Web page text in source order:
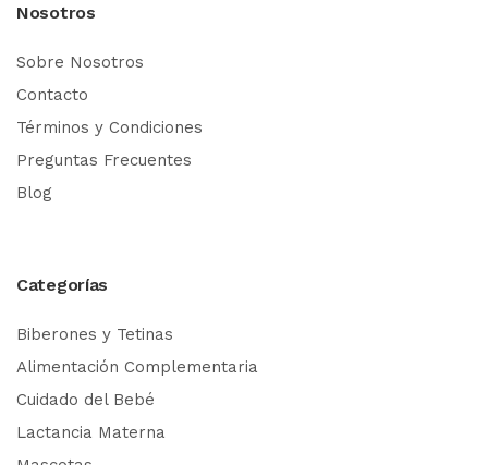
Nosotros
Sobre Nosotros
Contacto
Términos y Condiciones
Preguntas Frecuentes
Blog
Categorías
Biberones y Tetinas
Alimentación Complementaria
Cuidado del Bebé
Lactancia Materna